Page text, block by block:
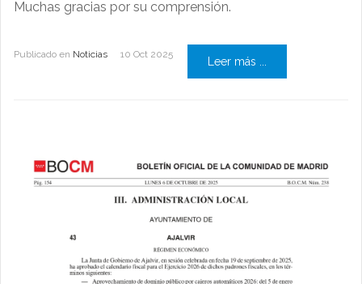
Muchas gracias por su comprensión.
Publicado en Noticias 10 Oct 2025
Leer más ...